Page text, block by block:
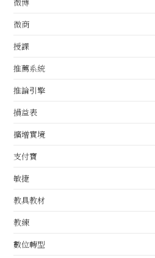
微商
授課
推薦系統
推論引擎
損益表
擴增實境
支付寶
敏捷
教具教材
教練
數位轉型